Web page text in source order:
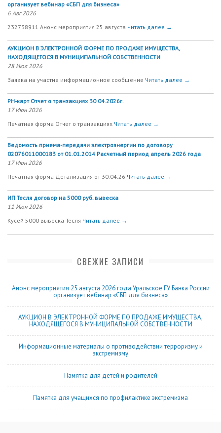
организует вебинар «СБП для бизнеса»
6 Авг 2026
232738911 Анонс мероприятия 25 августа Читать далее →
АУКЦИОН В ЭЛЕКТРОННОЙ ФОРМЕ ПО ПРОДАЖЕ ИМУЩЕСТВА,
НАХОДЯЩЕГОСЯ В МУНИЦИПАЛЬНОЙ СОБСТВЕННОСТИ
28 Июл 2026
Заявка на участие информационное сообщение Читать далее →
РН-карт Отчет о транзакциях 30.04.2026г.
17 Июн 2026
Печатная форма Отчет о транзакциях Читать далее →
Ведомость приема-передачи электроэнергии по договору
02076011000183 от 01.01.2014 Расчетный период апрель 2026 года
17 Июн 2026
Печатная форма Детализация от 30.04.26 Читать далее →
ИП Тесля договор на 5000 руб. вывеска
11 Июн 2026
Кусей 5000 вывеска Тесля Читать далее →
СВЕЖИЕ ЗАПИСИ
Анонс мероприятия 25 августа 2026 года Уральское ГУ Банка России
организует вебинар «СБП для бизнеса»
АУКЦИОН В ЭЛЕКТРОННОЙ ФОРМЕ ПО ПРОДАЖЕ ИМУЩЕСТВА,
НАХОДЯЩЕГОСЯ В МУНИЦИПАЛЬНОЙ СОБСТВЕННОСТИ
Информационные материалы о противодействии терроризму и
экстремизму
Памятка для детей и родителей
Памятка для учащихся по профилактике экстремизма